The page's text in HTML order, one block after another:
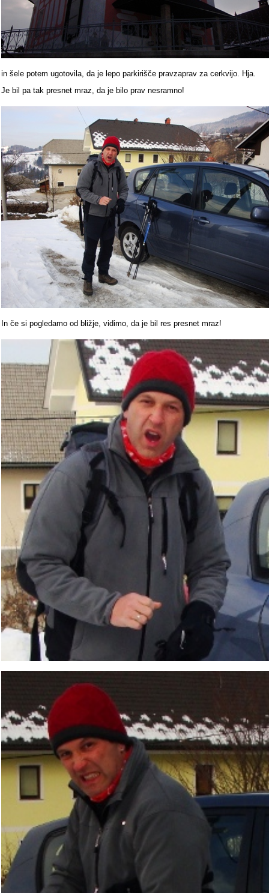
in šele potem ugotovila, da je lepo parkirišče pravzaprav za cerkvijo. Hja.
Je bil pa tak presnet mraz, da je bilo prav nesramno!
In če si pogledamo od bližje, vidimo, da je bil res presnet mraz!